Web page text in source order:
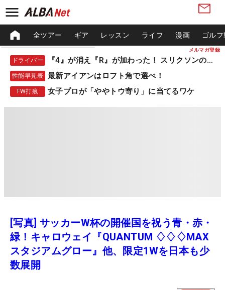
メルマガ登録
全ツアー ギア レッスン ライフ 漫画 ゴル
ドライバー 『4』が消え『R』が加わった！ スリクソンの新作
性能早見表 最新アイアンはロフト角で選べ！
FW打痕 女子プロが「ややトウ寄り」に当てるワケ
[写真] サッカーW杯の開催国を祝う青・赤・
緑！キャロウェイ『QUANTUM ♢♢♢MAX
スタジアムグロー』他、限定1Wを日本も少
数展開